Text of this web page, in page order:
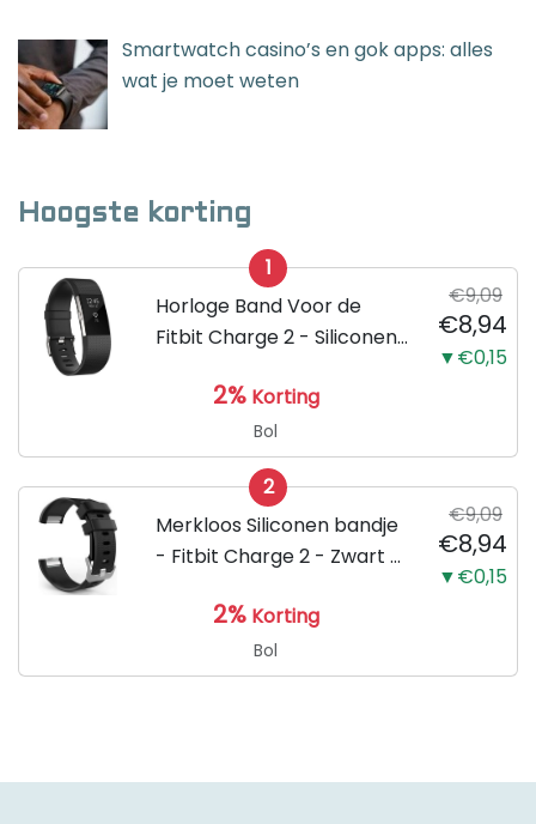
Smartwatch casino’s en gok apps: alles
wat je moet weten
Hoogste korting
1
Horloge Band Voor de
Fitbit Charge 2 - Siliconen
Armband Large - Geschikt
voor de Activity Tracker /
Polsband / Strap Band /...
€9,09
€8,94
▼€0,15
2% Korting
Bol
2
Merkloos Siliconen bandje
- Fitbit Charge 2 - Zwart -
€9,09
€8,94
▼€0,15
2% Korting
Bol